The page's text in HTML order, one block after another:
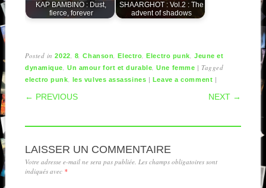
KAP BAMBINO : Dust,
fierce, forever
SHAARGHOT : Vol.2 : The
advent of shadows
Posted in2022, 8,Chanson,Electro,Electro punk,Jeune et
dynamique,Un amour fort et durable,Une femme | Tagged
electro punk, les vulves assassines | Leave a comment |
POST NAVIGATION
← PREVIOUS NEXT →
LAISSER UN COMMENTAIRE
Votre adresse e-mail ne sera pas publiée. Les champs obligatoires sont
indiqués avec *